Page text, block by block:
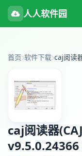
人人软件园
首页 软件下载
caj阅读器